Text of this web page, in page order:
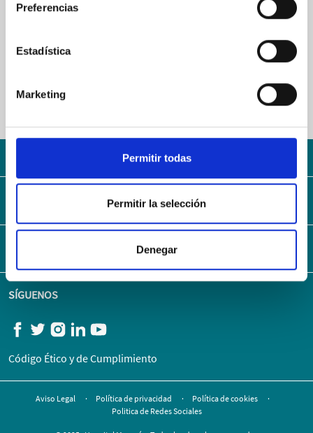
Preferencias
Estadística
Marketing
Permitir todas
Permitir la selección
Denegar
Con la solidez del Grupo AXA
SÍGUENOS
Código Ético y de Cumplimiento
Aviso Legal Política de privacidad
Política de cookies
Politica de Redes Sociales